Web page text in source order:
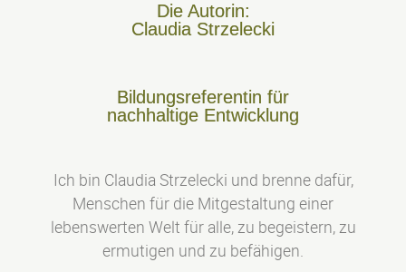
Die Autorin:
Claudia Strzelecki
Bildungsreferentin für
nachhaltige Entwicklung
Ich bin Claudia Strzelecki und brenne dafür,
Menschen für die Mitgestaltung einer
lebenswerten Welt für alle, zu begeistern, zu
ermutigen und zu befähigen.